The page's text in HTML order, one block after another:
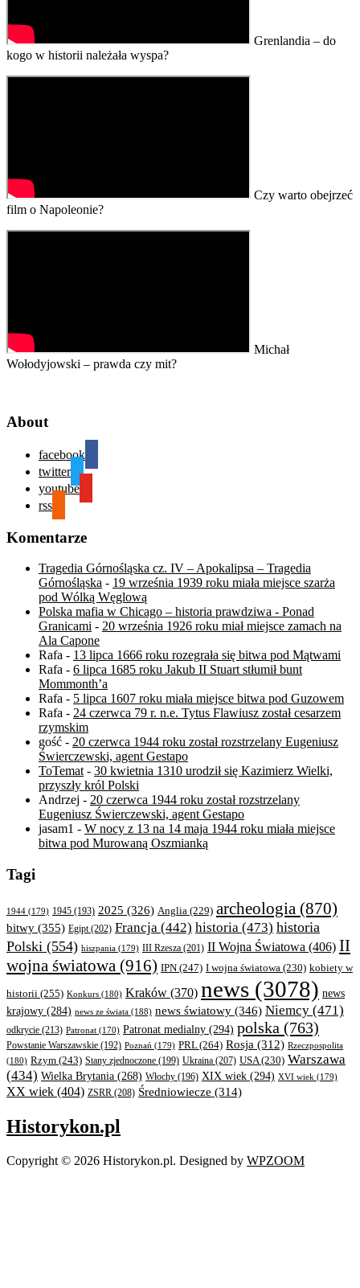
Grenlandia – do
kogo w historii należała wyspa?
Czy warto obejrzeć
film o Napoleonie?
Michał
Wołodyjowski – prawda czy mit?
About
facebook
twitter
youtube
rss
Komentarze
Tragedia Górnośląska cz. IV – Apokalipsa – Tragedia
Górnośląska - 19 września 1939 roku miała miejsce szarża
pod Wólką Węglową
Polska mafia w Chicago – historia prawdziwa - Ponad
Granicami - 20 września 1926 roku miał miejsce zamach na
Ala Capone
Rafa - 13 lipca 1666 roku rozegrała się bitwa pod Mątwami
Rafa - 6 lipca 1685 roku Jakub II Stuart stłumił bunt
Mommonth’a
Rafa - 5 lipca 1607 roku miała miejsce bitwa pod Guzowem
Rafa - 24 czerwca 79 r. n.e. Tytus Flawiusz został cesarzem
rzymskim
gość - 20 czerwca 1944 roku został rozstrzelany Eugeniusz
Świerczewski, agent Gestapo
ToTemat- 30 kwietnia 1310 urodził się Kazimierz Wielki,
przyszły król Polski
Andrzej - 20 czerwca 1944 roku został rozstrzelany
Eugeniusz Świerczewski, agent Gestapo
jasam1 - W nocy z 13 na 14 maja 1944 roku miała miejsce
bitwa pod Murowaną Oszmianką
Tagi
1944 (179) 1945 (193) 2025 (326) Anglia (229) archeologia (870)
bitwy (355) Egipt(202) Francja (442) historia (473) historia
Polski (554) hiszpania (179) III Rzesza (201) II Wojna Światowa (406) II
wojna światowa (916) IPN (247) I wojna światowa (230) kobiety w
historii (255) Konkurs (180) Kraków (370) news (3078) news
krajowy (284) news ze świata (188) news światowy (346) Niemcy (471)
odkrycie (213) Patronat (170) Patronat medialny (294) polska (763)
Powstanie Warszawskie (192) Poznań (179) PRL(264) Rosja (312) Rzeczpospolita
(180) Rzym (243) Stany zjednoczone (199) Ukraina (207) USA(230) Warszawa
(434) Wielka Brytania (268) Włochy (196) XIX wiek (294) XVI wiek (179)
XX wiek (404) ZSRR (208) Średniowiecze (314)
Historykon.pl
Copyright © 2026 Historykon.pl. Designed by WPZOOM